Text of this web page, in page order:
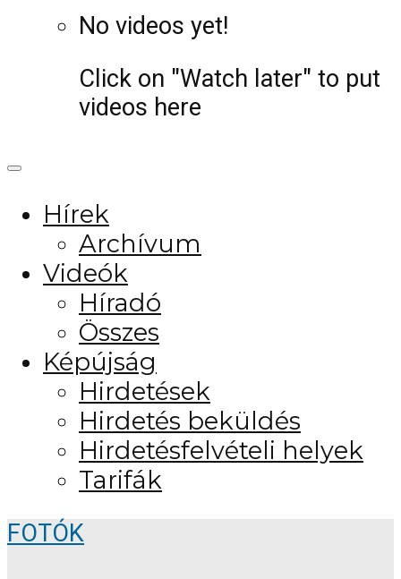
No videos yet!
Click on "Watch later" to put
videos here
Hírek
Archívum
Videók
Híradó
Összes
Képújság
Hirdetések
Hirdetés beküldés
Hirdetésfelvételi helyek
Tarifák
FOTÓK